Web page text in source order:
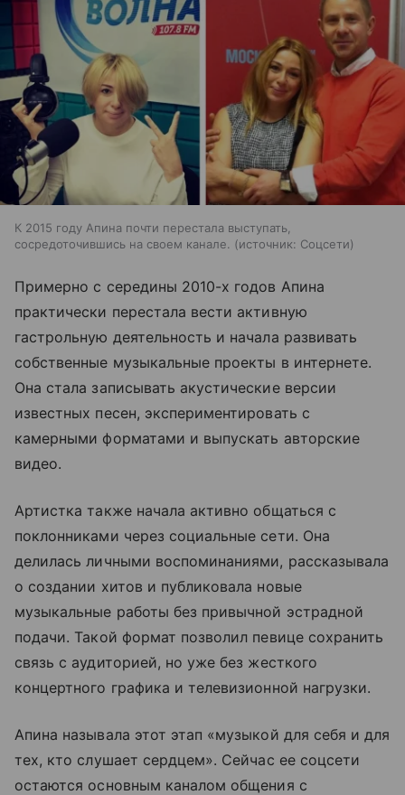
К 2015 году Апина почти перестала выступать,
сосредоточившись на своем канале.
источник: Соцсети
Примерно с середины 2010-х годов Апина
практически перестала вести активную
гастрольную деятельность и начала развивать
собственные музыкальные проекты в интернете.
Она стала записывать акустические версии
известных песен, экспериментировать с
камерными форматами и выпускать авторские
видео.
Артистка также начала активно общаться с
поклонниками через социальные сети. Она
делилась личными воспоминаниями, рассказывала
о создании хитов и публиковала новые
музыкальные работы без привычной эстрадной
подачи. Такой формат позволил певице сохранить
связь с аудиторией, но уже без жесткого
концертного графика и телевизионной нагрузки.
Апина называла этот этап «музыкой для себя и для
тех, кто слушает сердцем». Сейчас ее соцсети
остаются основным каналом общения с